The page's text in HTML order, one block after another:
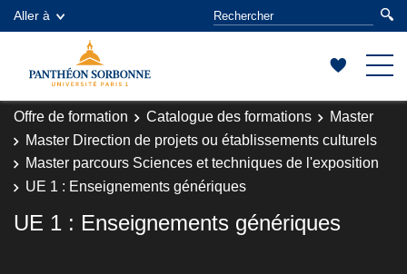
Aller à
Offre de formation Catalogue des formations
Master
Master Direction de projets ou établissements culturels
Master parcours Sciences et techniques de l'exposition
UE 1 : Enseignements génériques
UE 1 : Enseignements génériques